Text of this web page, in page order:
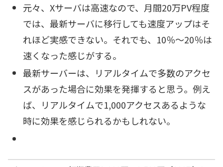
元々、Xサーバは高速なので、月間20万PV程度
では、最新サーバに移行しても速度アップはそ
れほど実感できない。それでも、10％～20％は
速くなった感じがする。
最新サーバーは、リアルタイムで多数のアクセ
スがあった場合に効果を発揮すると思う。例え
ば、リアルタイムで1,000アクセスあるような
時に効果を感じられるかもしれない。